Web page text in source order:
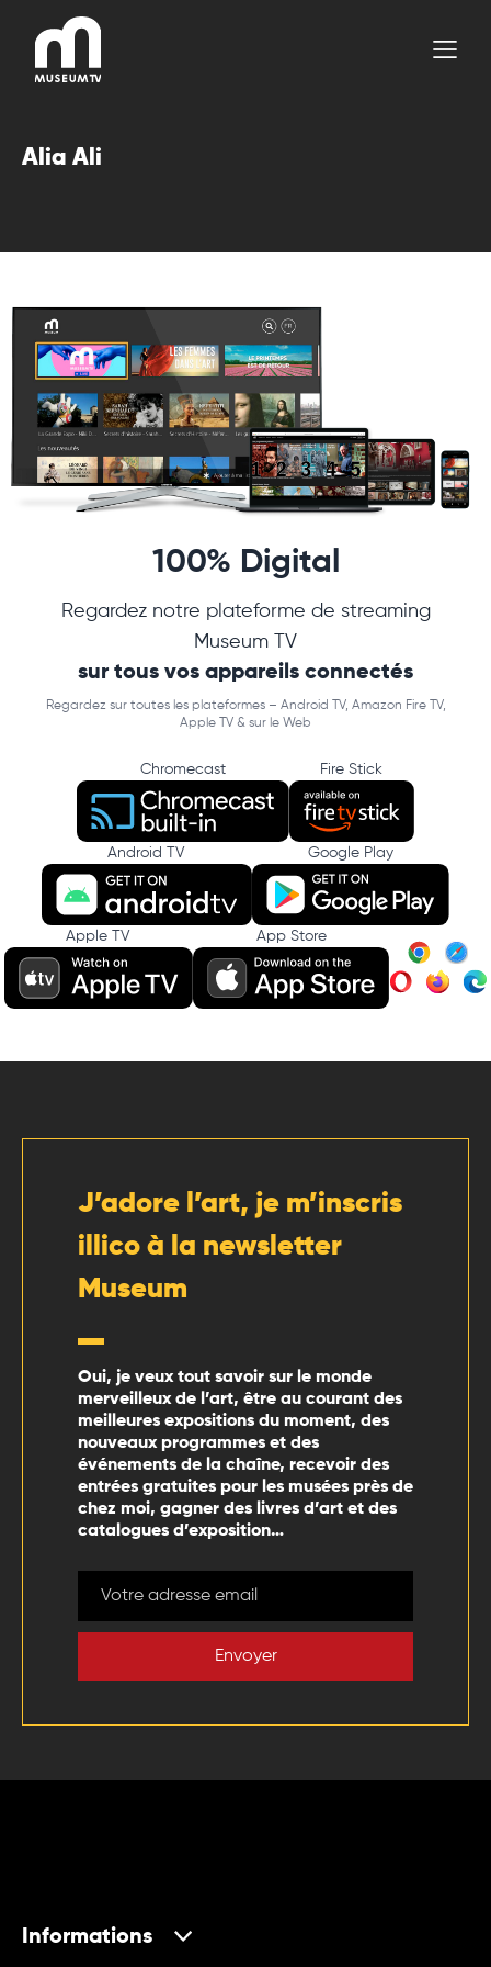
contenu
Alia Ali
100% Digital
Regardez notre plateforme de streaming
Museum TV
sur tous vos appareils connectés
Regardez sur toutes les plateformes – Android TV, Amazon Fire TV,
Apple TV & sur le Web
Chromecast Fire Stick
Android TV Google Play
Apple TV App Store
J’adore l’art, je m’inscris
illico à la newsletter
Museum
Oui, je veux tout savoir sur le monde
merveilleux de l’art, être au courant des
meilleures expositions du moment, des
nouveaux programmes et des
événements de la chaîne, recevoir des
entrées gratuites pour les musées près de
chez moi, gagner des livres d’art et des
catalogues d’exposition…
Envoyer
Informations